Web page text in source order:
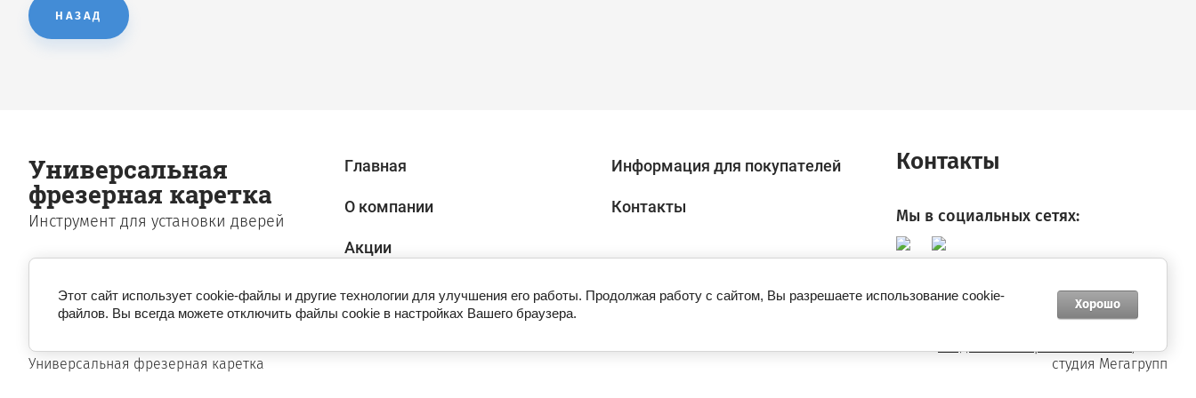
НАЗАД
Универсальная
фрезерная каретка
Инструмент для установки дверей
© 2011
Универсальная фрезерная каретка
Главная
О компании
Акции
Информация для покупателей
Контакты
Контакты
Мы в социальных сетях:
, веб-
студия Мегагрупп
Этот сайт использует cookie-файлы и другие технологии для улучшения его работы. Продолжая работу с сайтом, Вы разрешаете использование cookie-
файлов. Вы всегда можете отключить файлы cookie в настройках Вашего браузера.
Хорошо